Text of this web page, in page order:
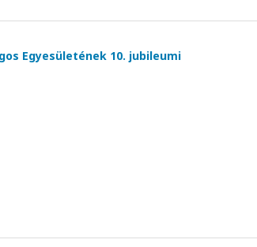
Egyesületének 10. jubileumi